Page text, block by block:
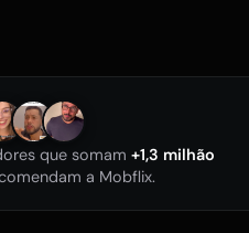
que somam +1,3 milhão
a Mobflix.